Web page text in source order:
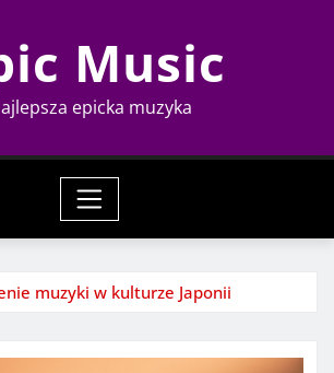
Music
epicka muzyka
muzyki w kulturze Japonii